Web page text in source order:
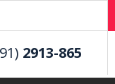
2913-865